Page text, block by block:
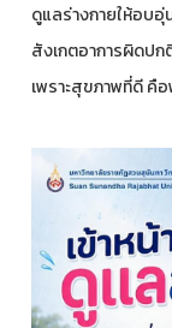
ดูแลร่างกายให้อบอุ่
สังเกตอาการผิดป
เพราะสุขภาพที่ดี คื